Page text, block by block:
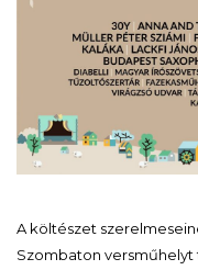
A költészet
Szombaton versműhelyt